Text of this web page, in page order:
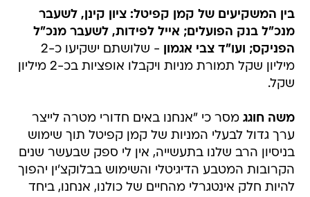
בין המשקיעים של קמן קפיטל: ציון קינן, לשעבר
מנכ"ל בנק הפועלים; אייל לפידות, לשעבר מנכ"ל
הפניקס; ועו"ד צבי אגמון
- שלושתם ישקיעו כ-2
מיליון שקל תמורת מניות ויקבלו אופציות בכ-2 מיליון
שקל.
משה חוגג מסר כי "אנחנו באים חדורי מטרה לייצר
ערך גדול לבעלי המניות של קמן קפיטל תוך שימוש
בניסיון הרב שלנו בתעשייה, אין לי ספק שבעשר שנים
הקרובות המטבע הדיגיטלי והשימוש בבלוקצ'ין יהפוך
להיות חלק אינטגרלי מהחיים של כולנו, אנחנו, ביחד